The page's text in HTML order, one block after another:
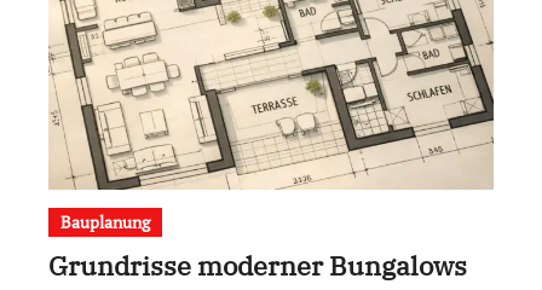
Bauplanung
Grundrisse moderner Bungalows